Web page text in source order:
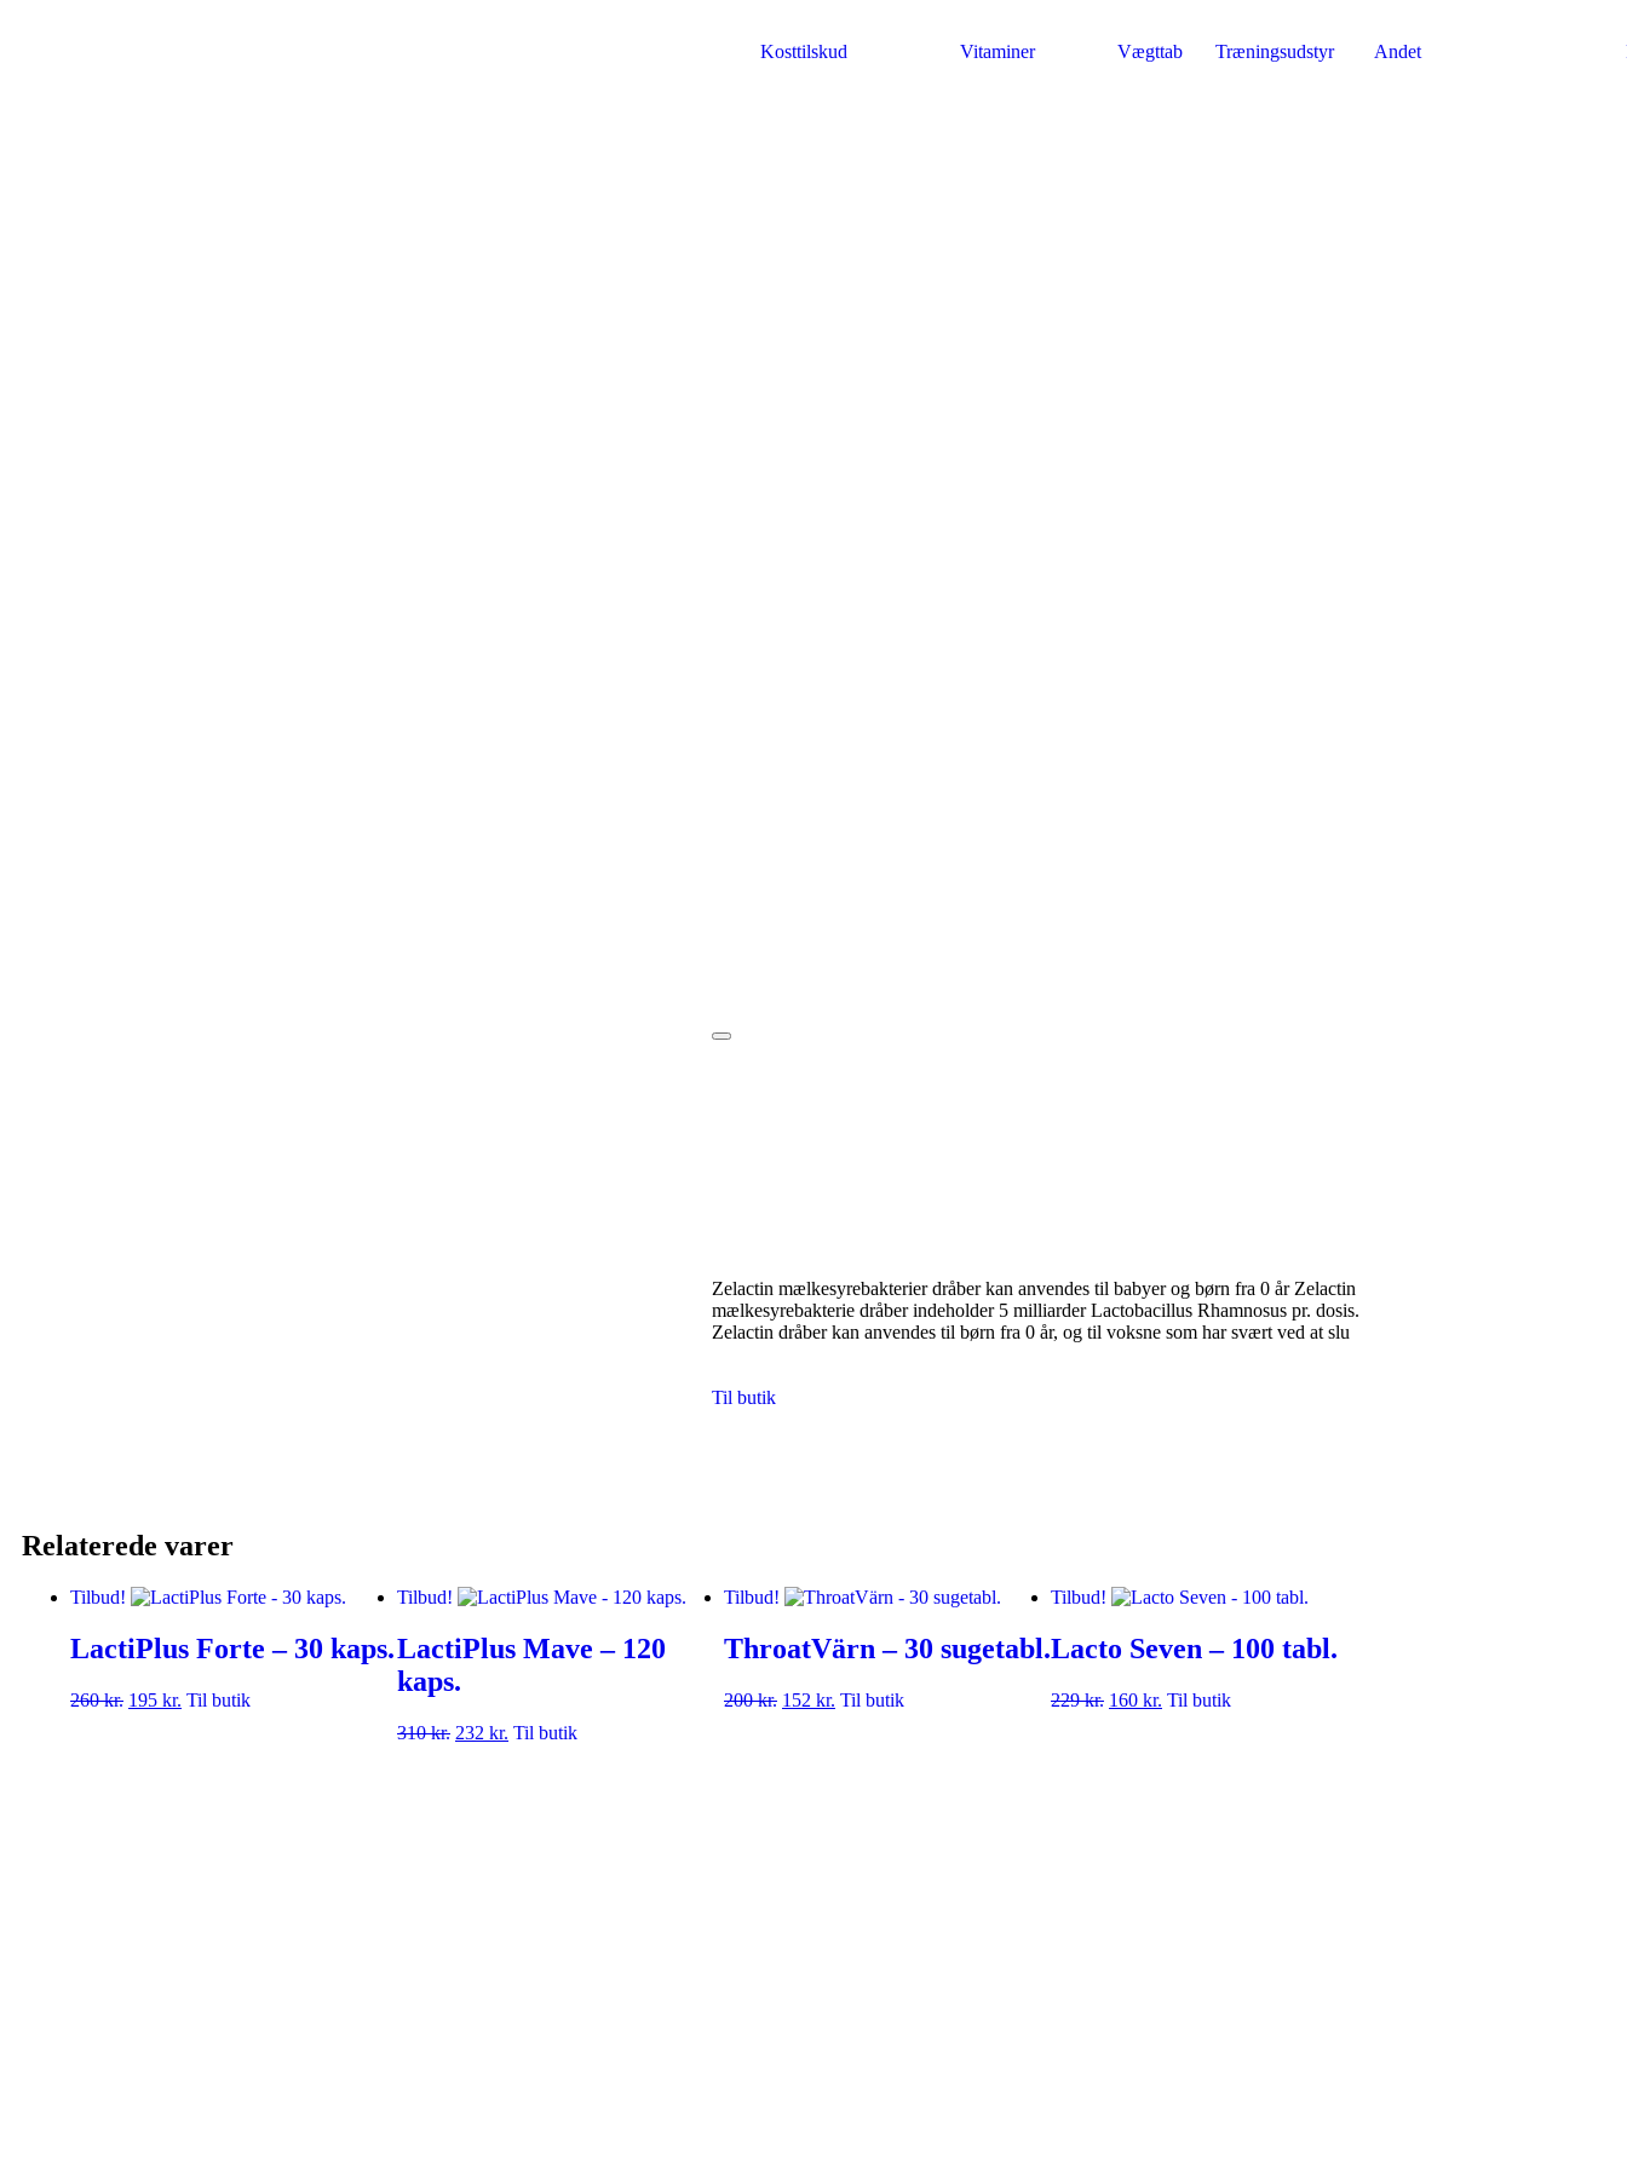
Kosttilskud Vitaminer Vægttab Træningsudstyr Andet
Hamburger Toggle Menu
Zelactin mælkesyrebakterier dråber kan anvendes til babyer og børn fra 0 år Zelactin
mælkesyrebakterie dråber indeholder 5 milliarder Lactobacillus Rhamnosus pr. dosis.
Zelactin dråber kan anvendes til børn fra 0 år, og til voksne som har svært ved at slu
Til butik
Relaterede varer
Tilbud!
LactiPlus Forte – 30 kaps.
260kr. 195 kr. Til butik
Tilbud!
LactiPlus Mave – 120
kaps.
310kr. 232 kr. Til butik
Tilbud!
ThroatVärn – 30 sugetabl.
200kr. 152 kr. Til butik
Tilbud!
Lacto Seven – 100 tabl.
229kr. 160 kr. Til butik